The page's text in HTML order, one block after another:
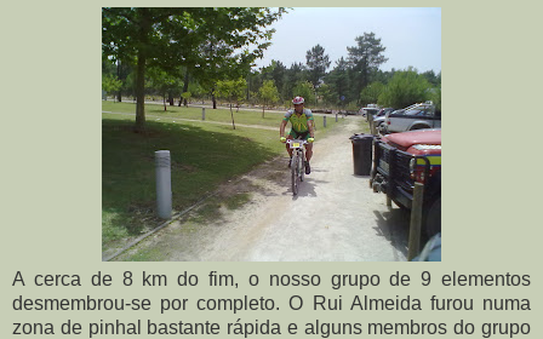
A cerca de 8 km do fim, o nosso grupo de 9 elementos
desmembrou-se por completo. O Rui Almeida furou numa
zona de pinhal bastante rápida e alguns membros do grupo